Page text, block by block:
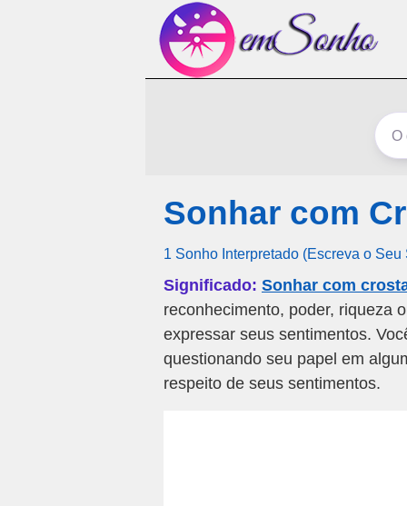
Sonhar com
1 Sonho Interpretado (Escreva o Seu
Significado: Sonhar com
reconhecimento, poder, riqueza
expressar seus sentimentos.
questionando seu papel em
respeito de seus sentimentos.